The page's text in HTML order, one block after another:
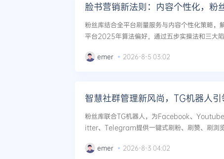
脸书营销新法则：内容个性化，粉
粉丝库结合全平台刷量服务与内容个性化策略
平台2025年算法偏好。通过五步实操法和三大
双赢。...
emer 2026-8-5 03:02
智慧社群管理新风尚，TG机器人
粉丝库联合TG机器人，为Facebook、
itter、Telegram提供一键式刷粉、刷赞、刷浏
emer 2026-8-3 04:02